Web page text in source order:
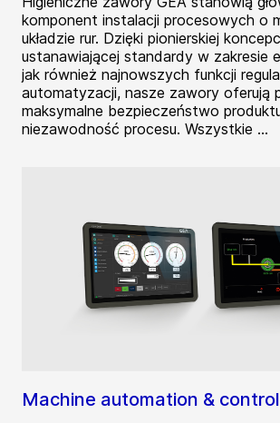
komponent instalacji procesowych o
układzie rur. Dzięki pionierskiej
ustanawiającej standardy w zakresie
jak również najnowszych funkcji
automatyzacji, nasze zawory oferują
maksymalne bezpieczeństwo
niezawodność procesu. Wszystkie ...
Machine automation & control